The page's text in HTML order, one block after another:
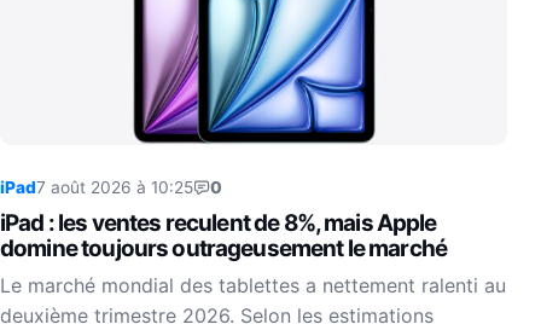
iPad7 août 2026 à 10:25 0
iPad : les ventes reculent de 8%, mais Apple
domine toujours outrageusement le marché
Le marché mondial des tablettes a nettement ralenti au
deuxième trimestre 2026. Selon les estimations